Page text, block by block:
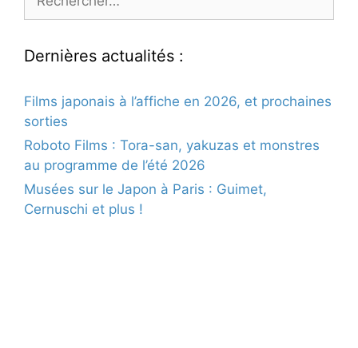
Dernières actualités :
Films japonais à l’affiche en 2026, et prochaines
sorties
Roboto Films : Tora-san, yakuzas et monstres
au programme de l’été 2026
Musées sur le Japon à Paris : Guimet,
Cernuschi et plus !